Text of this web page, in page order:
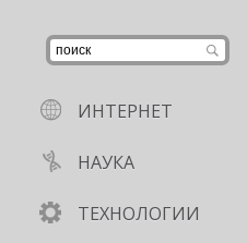
ИНТЕРНЕТ
НАУКА
ТЕХНОЛОГИИ